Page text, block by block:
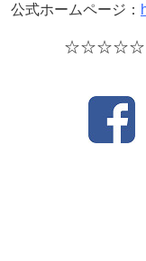
公式ホームページ：
☆☆☆☆